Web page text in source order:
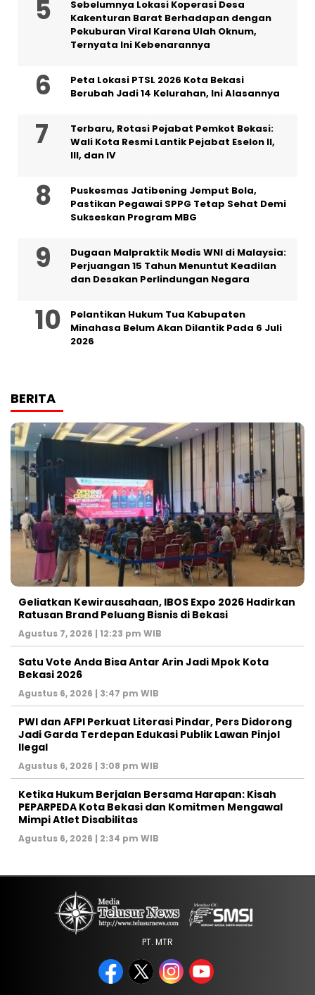
Sebelumnya Lokasi Koperasi Desa
Kakenturan Barat Berhadapan dengan
Pekuburan Viral Karena Ulah Oknum,
Ternyata Ini Kebenarannya
Peta Lokasi PTSL 2026 Kota Bekasi
Berubah Jadi 14 Kelurahan, Ini Alasannya
‎Terbaru, Rotasi Pejabat Pemkot Bekasi:
Wali Kota Resmi Lantik Pejabat Eselon II,
III, dan IV ‎
Puskesmas Jatibening Jemput Bola,
Pastikan Pegawai SPPG Tetap Sehat Demi
Sukseskan Program MBG
‎Dugaan Malpraktik Medis WNI di Malaysia:
Perjuangan 15 Tahun Menuntut Keadilan
dan Desakan Perlindungan Negara
Pelantikan Hukum Tua Kabupaten
Minahasa Belum Akan Dilantik Pada 6 Juli
2026
BERITA
‎Geliatkan Kewirausahaan, IBOS Expo 2026 Hadirkan
Ratusan Brand Peluang Bisnis di Bekasi
Agustus 7, 2026 | 12:23 pm WIB
Satu Vote Anda Bisa Antar Arin Jadi Mpok Kota
Bekasi 2026
Agustus 6, 2026 | 3:47 pm WIB
PWI dan AFPI Perkuat Literasi Pindar, Pers Didorong
Jadi Garda Terdepan Edukasi Publik Lawan Pinjol
Ilegal
Agustus 6, 2026 | 3:08 pm WIB
Ketika Hukum Berjalan Bersama Harapan: Kisah
PEPARPEDA Kota Bekasi dan Komitmen Mengawal
Mimpi Atlet Disabilitas
Agustus 6, 2026 | 2:34 pm WIB
PT. MTR